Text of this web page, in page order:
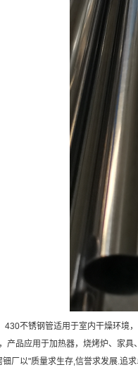
430不锈钢管适用于室内干燥环境
产品应用于加热器，烧烤炉、家具、
钿厂以"质量求生存,信誉求发展.追